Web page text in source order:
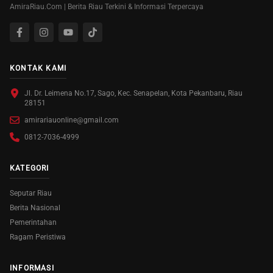
AmiraRiau.Com | Berita Riau Terkini & Informasi Terpercaya
KONTAK KAMI
Jl. Dr. Leimena No.17, Sago, Kec. Senapelan, Kota Pekanbaru, Riau
28151
amirariauonline@gmail.com
0812-7036-4999
KATEGORI
Seputar Riau
Berita Nasional
Pemerintahan
Ragam Peristiwa
INFORMASI